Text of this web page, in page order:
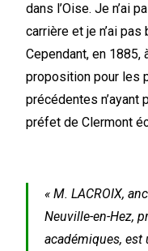
dans l’Oise. Je n’ai
carrière et je n’ai
Cependant, en 1885,
proposition pour les
précédentes
préfet de Clermont
« M. LACROIX,
Neuville-en-Hez,
académiques, est